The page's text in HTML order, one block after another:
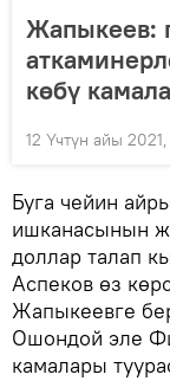
Жапыкеев:
көбү
12 Үчтүн айы 2021,
Буга чейин
ишканасынын
доллар талап
Аспеков өз
Жапыкеевге
Ошондой эле
камалары